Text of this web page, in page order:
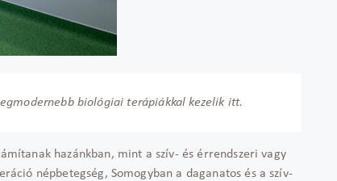
biológiai terápiákkal kezelik itt.
hazánkban, mint a szív- és érrendszeri vagy
népbetegség, Somogyban a daganatos és a szív-